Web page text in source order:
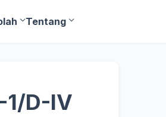
Tentang
D-IV